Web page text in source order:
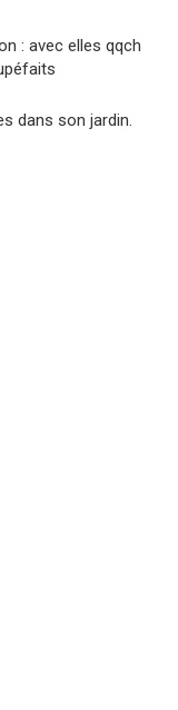
: avec elles qqch
dans son jardin.